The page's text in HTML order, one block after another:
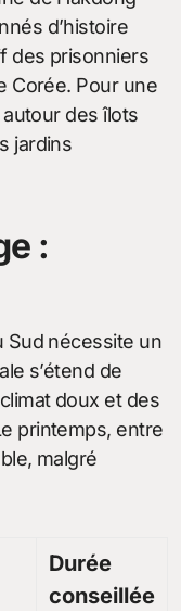
d’histoire
des prisonniers
Corée. Pour une
des îlots
jardins
:
Sud nécessite un
s’étend de
doux et des
printemps, entre
malgré
Durée
conseillée